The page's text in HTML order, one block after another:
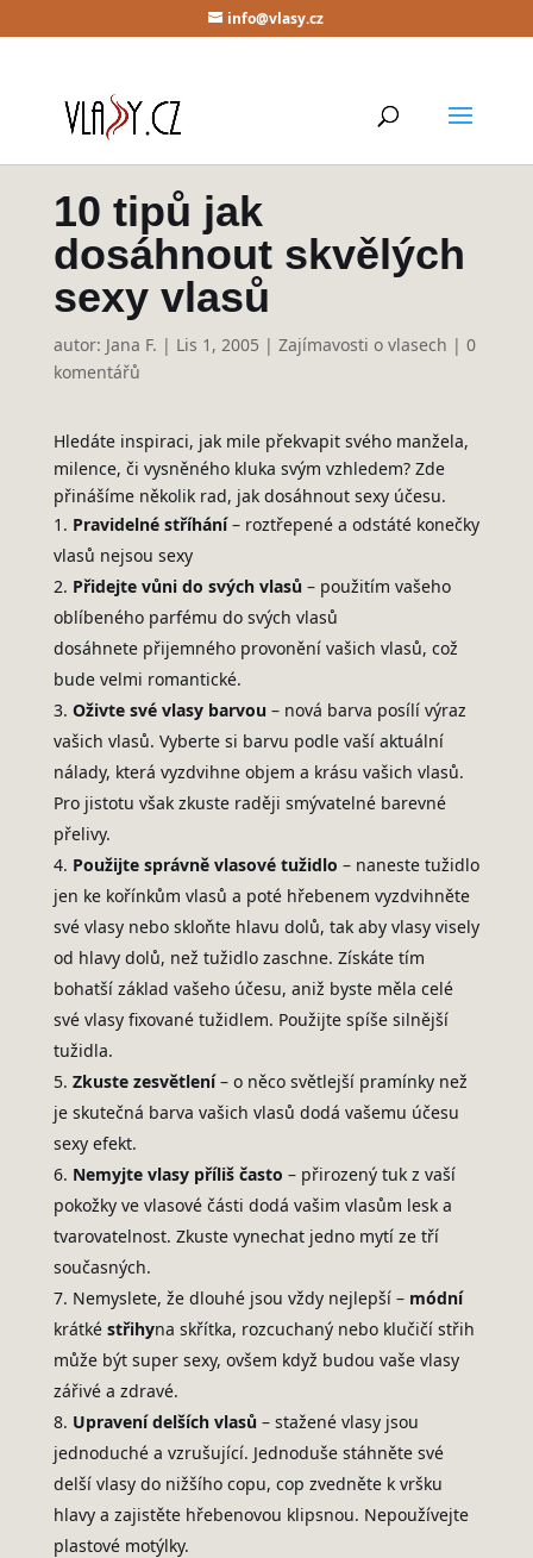
info@vlasy.cz
10 tipů jak
dosáhnout skvělých
sexy vlasů
autor: Jana F. | Lis 1, 2005 | Zajímavosti o vlasech | 0
komentářů
Hledáte inspiraci, jak mile překvapit svého manžela,
milence, či vysněného kluka svým vzhledem? Zde
přinášíme několik rad, jak dosáhnout sexy účesu.
Pravidelné stříhání– roztřepené a odstáté konečky
vlasů nejsou sexy
Přidejte vůni do svých vlasů – použitím vašeho
oblíbeného parfému do svých vlasů
dosáhnete přijemného provonění vašich vlasů, což
bude velmi romantické.
Oživte své vlasy barvou– nová barva posílí výraz
vašich vlasů. Vyberte si barvu podle vaší aktuální
nálady, která vyzdvihne objem a krásu vašich vlasů.
Pro jistotu však zkuste raději smývatelné barevné
přelivy.
Použijte správně vlasové tužidlo – naneste tužidlo
jen ke kořínkům vlasů a poté hřebenem vyzdvihněte
své vlasy nebo skloňte hlavu dolů, tak aby vlasy visely
od hlavy dolů, než tužidlo zaschne. Získáte tím
bohatší základ vašeho účesu, aniž byste měla celé
své vlasy fixované tužidlem. Použijte spíše silnější
tužidla.
Zkuste zesvětlení– o něco světlejší pramínky než
je skutečná barva vašich vlasů dodá vašemu účesu
sexy efekt.
Nemyjte vlasy příliš často – přirozený tuk z vaší
pokožky ve vlasové části dodá vašim vlasům lesk a
tvarovatelnost. Zkuste vynechat jedno mytí ze tří
současných.
Nemyslete, že dlouhé jsou vždy nejlepší – módní
krátké střihyna skřítka, rozcuchaný nebo klučičí střih
může být super sexy, ovšem když budou vaše vlasy
zářivé a zdravé.
Upravení delších vlasů– stažené vlasy jsou
jednoduché a vzrušující. Jednoduše stáhněte své
delší vlasy do nižšího copu, cop zvedněte k vršku
hlavy a zajistěte hřebenovou klipsnou. Nepoužívejte
plastové motýlky.